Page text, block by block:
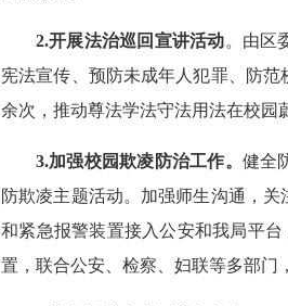
2.开展法治巡回宣讲活动。由区
宪法宣传、预防未成年人犯罪、防
余次，推动尊法学法守法用法在校园
3.加强校园欺凌防治工作。 健全
防欺凌主题活动。加强师生沟通，
和紧急报警装置接入公安和我局平
置，联合公安、检察、妇联等多部门